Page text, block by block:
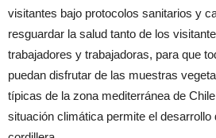
visitantes bajo protocolos sanitarios y
resguardar la salud tanto de los
trabajadores y trabajadoras, para que
puedan disfrutar de las muestras
típicas de la zona mediterránea de
situación climática permite el desarrollo